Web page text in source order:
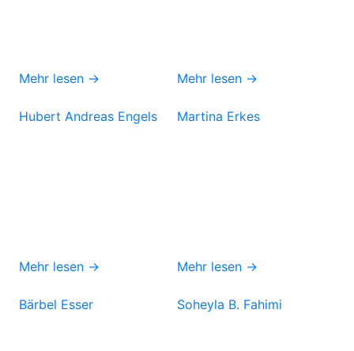
Mehr lesen → Mehr lesen →
Hubert Andreas Engels
Mehr lesen →
Martina Erkes
Mehr lesen →
Bärbel Esser Soheyla B. Fahimi